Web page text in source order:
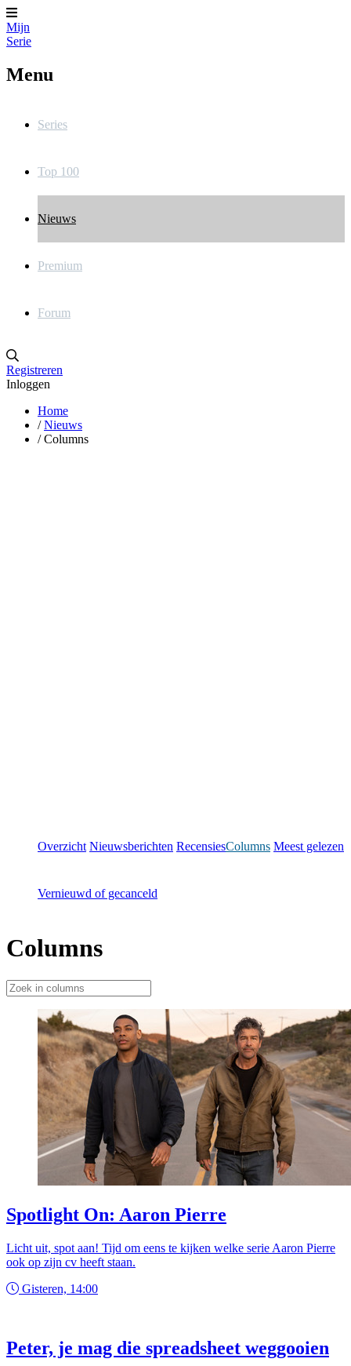
Mijn
Serie
Menu
Series
Top 100
Nieuws
Premium
Forum
Registreren
Inloggen
Home
/ Nieuws
/ Columns
Overzicht Nieuwsberichten RecensiesColumns Meest gelezen
Vernieuwd of gecanceld
Columns
Spotlight On: Aaron Pierre
Licht uit, spot aan! Tijd om eens te kijken welke serie Aaron Pierre
ook op zijn cv heeft staan.
Gisteren, 14:00
Peter, je mag die spreadsheet weggooien